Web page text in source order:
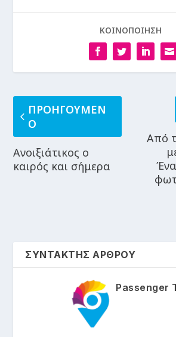
ΚΟΙΝΟΠΟΙΗΣΗ
ΠΡΟΗΓΟΥΜΕΝ
Ο
Ανοιξιάτικος ο
καιρός και σήμερα
Από
ΣΥΝΤΑΚΤΗΣ ΑΡΘΡΟΥ
Passenger